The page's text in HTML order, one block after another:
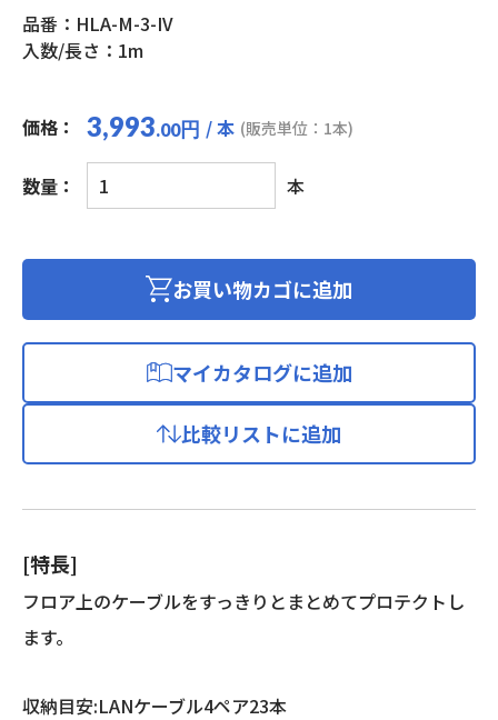
品番：HLA-M-3-IV
入数/長さ：1m
価格： 3,993.00円 / 本 (販売単位：1本)
数量：
床
配
用
本
お買い物カゴに追加
マイカタログに追加
比較リストに追加
[特長]
フロア上のケーブルをすっきりとまとめてプロテクトし
ます。
収納目安:LANケーブル4ペア23本